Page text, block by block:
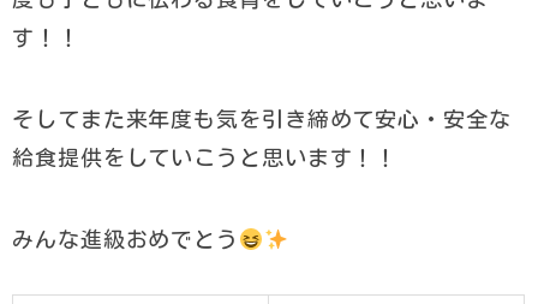
す！！
そしてまた来年度も気を引き締めて安心・安全な
給食提供をしていこうと思います！！
みんな進級おめでとう